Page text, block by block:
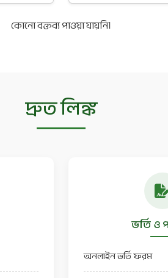
কোনো বক্তব্য পাওয়া যায়নি।
দ্রুত লিঙ্ক
ভর্তি ও
অনলাইন ভর্তি ফরম